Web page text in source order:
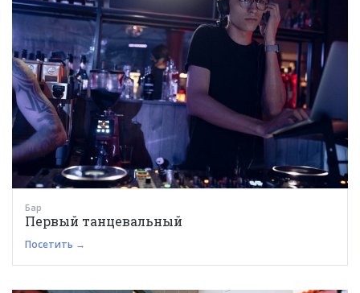
Бар
Первый танцевальный
Посетить →